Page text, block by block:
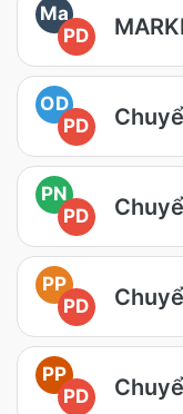
Ma
PD
OD
PD
PN
PD
PP
PD
PP
PD